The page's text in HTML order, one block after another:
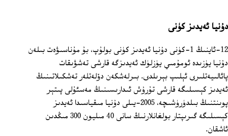
دۇنيا ئەيدىز كۈنى
12-ئاينىڭ 1-كۈنى دۇنيا ئەيدىز كۈنى بولۇپ، بۇ مۇناسىۋەت بىلەن
دۇنيا يۈزىدە ئومۇمىي يۈزلۈك ئەيدىزگە قارشى تەشۋىقات
پائالىيەتلىرى ئېلىپ بېرىلدى. بىرلەشكەن دۆلەتلەر تەشكىلاتىنىڭ
ئەيدىز كېسىلىگە قارشى تۇرۇش ئىدارىسىنىڭ مەسئۇلى پىتېر
پوىنتنىڭ بىلدۈرۈشىچە، 2005-يىلى دۇنيا مىقياسىدا ئەيدىز
كېسىلىگە گىرىپتار بولغانلارنىڭ سانى 40 مىليون 300 مىڭدىن
ئاشقان.